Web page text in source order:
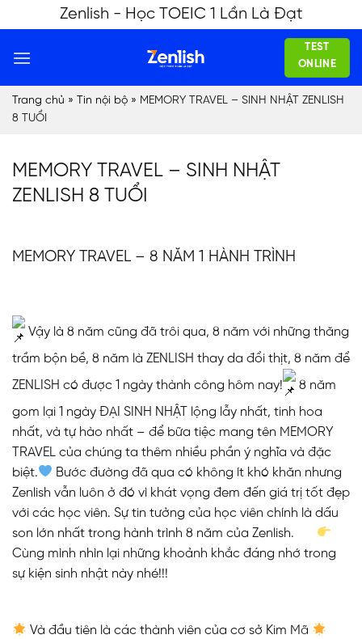
to
content
Zenlish - Học TOEIC 1 Lần Là Đạt
TEST
ONLINE
Trang chủ » Tin nội bộ » MEMORY TRAVEL – SINH NHẬT ZENLISH
8 TUỔI
MEMORY TRAVEL – SINH NHẬT
ZENLISH 8 TUỔI
MEMORY TRAVEL – 8 NĂM 1 HÀNH TRÌNH
Vậy là 8 năm cũng đã trôi qua, 8 năm với những thăng
trầm bộn bề, 8 năm là ZENLISH thay da đổi thịt, 8 năm để
ZENLISH có được 1 ngày thành công hôm nay!
8 năm
gom lại 1 ngày ĐẠI SINH NHẬT lộng lẫy nhất, tinh hoa
nhất, và tự hào nhất – để bữa tiệc mang tên MEMORY
TRAVEL của chúng ta thêm nhiều phần ý nghĩa và đặc
biệt.
Bước đường đã qua có không ít khó khăn nhưng
Zenlish vẫn luôn ở đó vì khát vọng đem đến giá trị tốt đẹp
với các học viên. Sự tin tưởng của học viên chính là dấu
son lớn nhất trong hành trình 8 năm của Zenlish.
Cùng mình nhìn lại những khoảnh khắc đáng nhớ trong
sự kiện sinh nhật này nhé!!!
Và đầu tiên là các thành viên của cơ sở Kim Mã